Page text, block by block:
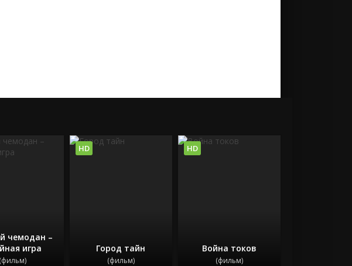
чемодан –
игра
(фильм)
Город тайн
(фильм)
HD
Война токов
(фильм)
HD